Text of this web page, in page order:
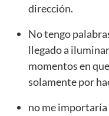
dirección.
No tengo
llegado a
momentos en
solamente por
no me importaría